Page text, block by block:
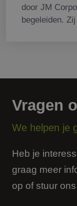
door JM
begeleiden.
Vragen
We helpen je
Heb je
graag meer
op of stuur